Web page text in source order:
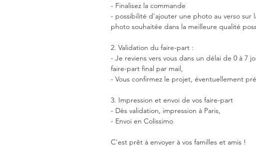
- Finalisez la commande
- possibilité d'ajouter une photo au verso sur
photo souhaitée dans la meilleure qualité
2. Validation du faire-part :
- Je reviens vers vous dans un délai de 0 à 7
faire-part final par mail,
- Vous confirmez le projet, éventuellement
3. Impression et envoi de vos faire-part
- Dès validation, impression à Paris,
- Envoi en Colissimo
C'est prêt à envoyer à vos familles et amis !